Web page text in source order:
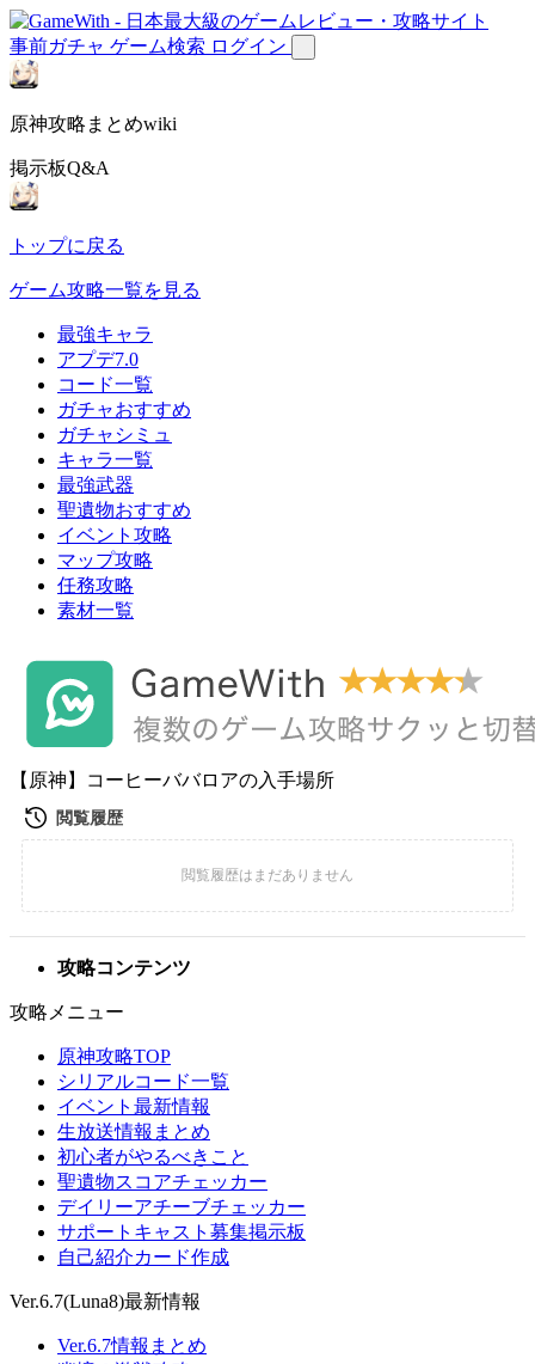
事前ガチャ ゲーム検索 ログイン
原神攻略まとめwiki
掲示板Q&A
トップに戻る
ゲーム攻略一覧を見る
最強キャラ
アプデ7.0
コード一覧
ガチャおすすめ
ガチャシミュ
キャラ一覧
最強武器
聖遺物おすすめ
イベント攻略
マップ攻略
任務攻略
素材一覧
【原神】コーヒーババロアの入手場所
攻略コンテンツ
攻略メニュー
原神攻略TOP
シリアルコード一覧
イベント最新情報
生放送情報まとめ
初心者がやるべきこと
聖遺物スコアチェッカー
デイリーアチーブチェッカー
サポートキャスト募集掲示板
自己紹介カード作成
Ver.6.7(Luna8)最新情報
Ver.6.7情報まとめ